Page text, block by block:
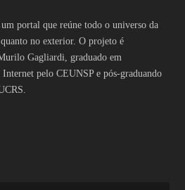
portal que reúne todo o universo da
no exterior. O projeto é
Gagliardi, graduado em
Internet pelo CEUNSP e pós-graduando